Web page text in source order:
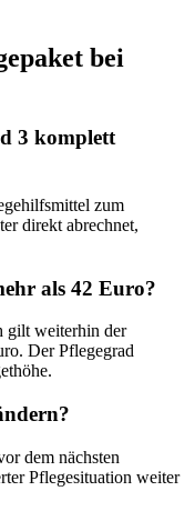
bei
3 komplett
zum
direkt abrechnet,
als 42 Euro?
gilt weiterhin der
Der Pflegegrad
dem nächsten
Pflegesituation weiter